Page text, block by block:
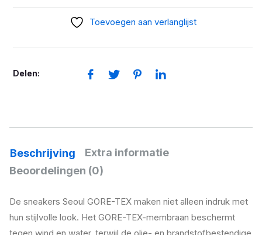
Toevoegen aan verlanglijst
Delen:
Beschrijving
Extra informatie
Beoordelingen (0)
De sneakers Seoul GORE-TEX maken niet alleen indruk met
hun stijlvolle look. Het GORE-TEX-membraan beschermt